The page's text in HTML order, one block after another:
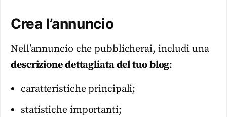
Crea l’annuncio
Nell’annuncio che pubblicherai, includi una
descrizione dettagliata del tuo blog:
caratteristiche principali;
statistiche importanti;